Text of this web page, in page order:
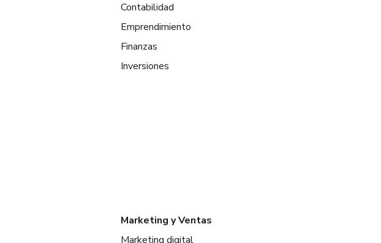
Contabilidad
Emprendimiento
Finanzas
Inversiones
Marketing y Ventas
Marketing digital